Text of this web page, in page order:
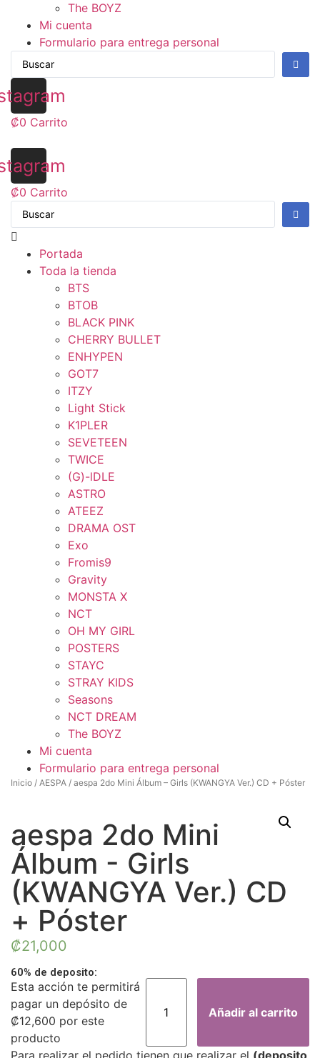
The BOYZ
Mi cuenta
Formulario para entrega personal
₡0 Carrito
₡0 Carrito
Portada
Toda la tienda
BTS
BTOB
BLACK PINK
CHERRY BULLET
ENHYPEN
GOT7
ITZY
Light Stick
K1PLER
SEVETEEN
TWICE
(G)-lDLE
ASTRO
ATEEZ
DRAMA OST
Exo
Fromis9
Gravity
MONSTA X
NCT
OH MY GIRL
POSTERS
STAYC
STRAY KIDS
Seasons
NCT DREAM
The BOYZ
Mi cuenta
Formulario para entrega personal
Inicio / AESPA / aespa 2do Mini Álbum – Girls (KWANGYA Ver.) CD + Póster
aespa 2do Mini
Álbum - Girls
(KWANGYA Ver.) CD
+ Póster
₡21,000
60% de deposito:
Esta acción te permitirá
pagar un depósito de
₡12,600 por este
producto
aespa
Mini
Álbum
(KWANGYA
Añadir al carrito
Para realizar el pedido tienen que realizar el (deposito